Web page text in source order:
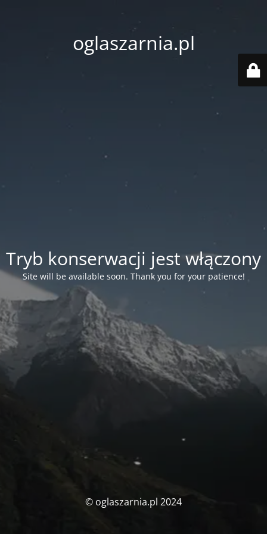
oglaszarnia.pl
Tryb konserwacji jest włączony
Site will be available soon. Thank you for your patience!
© oglaszarnia.pl 2024